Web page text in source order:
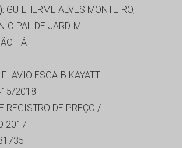
GUILHERME ALVES MONTEIRO,
DE JARDIM
HÁ
ESGAIB KAYATT
2018
REGISTRO DE PREÇO /
2017